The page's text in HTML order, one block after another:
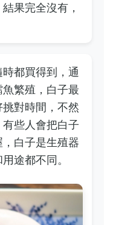
果完全沒有，
都買得到，通
繁殖，白子最
對時間，不然
些人會把白子
白子是生殖器
途都不同。